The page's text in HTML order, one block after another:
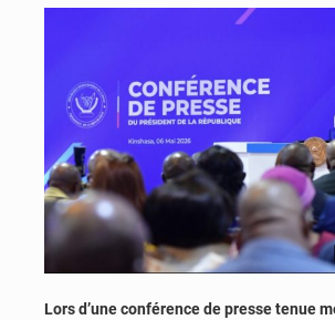
Lors d’une conférence de presse tenue